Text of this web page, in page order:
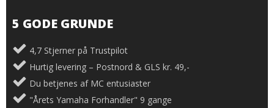
5 GODE GRUNDE
4,7 Stjerner på Trustpilot
Hurtig levering – Postnord & GLS kr. 49,-
Du betjenes af MC entusiaster
"Årets Yamaha Forhandler" 9 gange